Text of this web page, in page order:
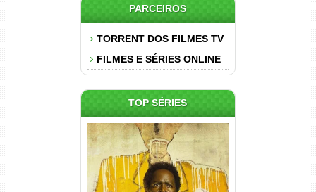
PARCEIROS
TORRENT DOS FILMES TV
FILMES E SÉRIES ONLINE
TOP SÉRIES